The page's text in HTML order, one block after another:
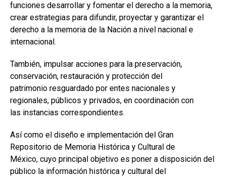
funciones desarrollar y fomentar el derecho a la memoria,
crear estrategias para difundir, proyectar y garantizar el
derecho a la memoria de la Nación a nivel nacional e
internacional.
También, impulsar acciones para la preservación,
conservación, restauración y protección del
patrimonio resguardado por entes nacionales y
regionales, públicos y privados, en coordinación con
las instancias correspondientes.
Así como el diseño e implementación del Gran
Repositorio de Memoria Histórica y Cultural de
México, cuyo principal objetivo es poner a disposición del
público la información histórica y cultural del